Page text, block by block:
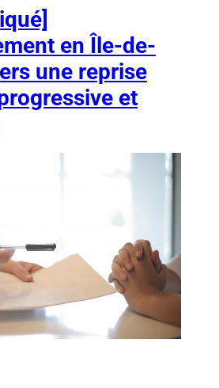
en Île-de-
une reprise
et